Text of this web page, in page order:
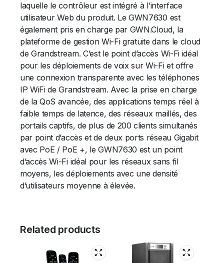
laquelle le contrôleur est intégré à l’interface
utilisateur Web du produit. Le GWN7630 est
également pris en charge par GWN.Cloud, la
plateforme de gestion Wi-Fi gratuite dans le cloud
de Grandstream. C’est le point d’accès Wi-Fi idéal
pour les déploiements de voix sur Wi-Fi et offre
une connexion transparente avec les téléphones
IP WiFi de Grandstream. Avec la prise en charge
de la QoS avancée, des applications temps réel à
faible temps de latence, des réseaux maillés, des
portails captifs, de plus de 200 clients simultanés
par point d’accès et de deux ports réseau Gigabit
avec PoE / PoE +, le GWN7630 est un point
d’accès Wi-Fi idéal pour les réseaux sans fil
moyens, les déploiements avec une densité
d’utilisateurs moyenne à élevée.
Related products